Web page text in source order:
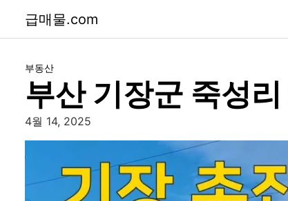
급매물.com
부동산
부산 기장군 죽성
4월 14, 2025